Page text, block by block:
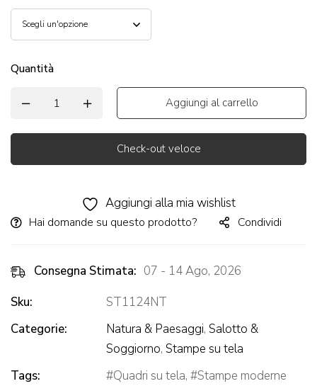
Quantità
Aggiungi al carrello
Check-out veloce
Aggiungi alla mia wishlist
Hai domande su questo prodotto? Condividi
Consegna Stimata: 07 - 14 Ago, 2026
Sku:
ST1124NT
Categorie:
Natura & Paesaggi, Salotto &
Soggiorno, Stampe su tela
Tags:
Quadri su tela, Stampe moderne